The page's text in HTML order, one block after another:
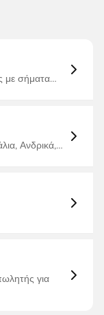
με σήματα
προσφέρει
Ανδρικά,
για